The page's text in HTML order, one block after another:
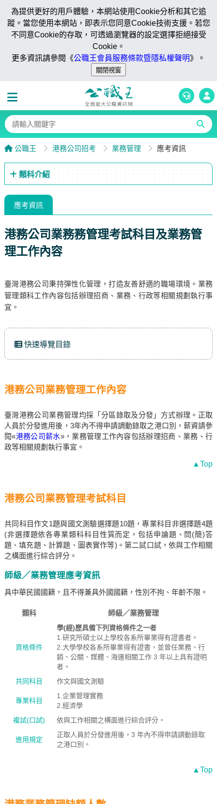
為提供更好的用戶體驗，本網站使用Cookie分析和其它追
蹤。當您使用本網站，即表示您同意Cookie技術支援。若您
不同意Cookie的存取，可透過瀏覽器的設定選擇拒絕接受
Cookie。
更多資訊請參閱《公職王會員服務條款暨隱私權聲明》。
公職王 港務公司招考 業務管理 應考資訊
類科介紹
應考資訊
港務公司業務務管理考試科目及業務管
理工作內容
臺灣港務公司秉持彈性化管理，打造友善舒適的職場環境。業務
管理類科工作內容包括辦理招商、業務、行政等相關規劃執行事
宜。
快速導覽目錄
港務公司業務管理工作內容
臺灣港務公司業務管理均採「分區錄取及分發」方式辦理。正取
人員於分發進用後，3年內不得申請調動錄取之港口別，薪資請參
閱«港務公司薪水»，業務管理工作內容包括辦理招商、業務、行
政等相關規劃執行事宜。
▲Top
港務公司業務管理考試科目
共同科目作文1題與國文測驗選擇題10題，專業科目非選擇題4題
(非選擇題依各專業類科科目性質而定，包括申論題、問(簡)答
題、填充題、計算題、圖表實作等)。第二試口試，依與工作相關
之構面進行綜合評分。
師級／業務管理應考資訊
具中華民國國籍，且不得兼具外國國籍，性別不拘、年齡不限。
類科 師級／業務管理
資格條件
學(經)歷具備下列資格條件之一者
1.研究所碩士以上學校各系所畢業得有證書者。
2.大學學校各系所畢業得有證書，並曾任業務、行
銷、公關、媒體、海運相關工作 3 年以上具有證明
者。
共同科目
作文與國文測驗
專業科目
1.企業管理實務
2.經濟學
複試(口試)
依與工作相關之構面進行綜合評分。
進用規定
正取人員於分發進用後，3 年內不得申請調動錄取
之港口別。
▲Top